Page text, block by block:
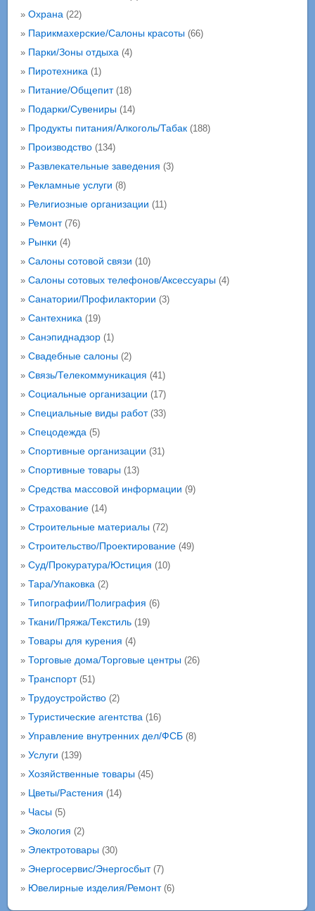
» Охрана(22)
» Парикмахерские/Салоны красоты(66)
» Парки/Зоны отдыха(4)
» Пиротехника(1)
» Питание/Общепит(18)
» Подарки/Сувениры(14)
» Продукты питания/Алкоголь/Табак(188)
» Производство(134)
» Развлекательные заведения (3)
» Рекламные услуги (8)
» Религиозные организации (11)
» Ремонт(76)
» Рынки (4)
» Салоны сотовой связи (10)
» Салоны сотовых телефонов/Аксессуары(4)
» Санатории/Профилактории (3)
» Сантехника(19)
» Санэпиднадзор(1)
» Свадебные салоны(2)
» Связь/Телекоммуникация (41)
» Социальные организации (17)
» Специальные виды работ(33)
» Спецодежда(5)
» Спортивные организации (31)
» Спортивные товары(13)
» Средства массовой информации (9)
» Страхование(14)
» Строительные материалы(72)
» Строительство/Проектирование(49)
» Суд/Прокуратура/Юстиция (10)
» Тара/Упаковка(2)
» Типографии/Полиграфия (6)
» Ткани/Пряжа/Текстиль(19)
» Товары для курения (4)
» Торговые дома/Торговые центры(26)
» Транспорт(51)
» Трудоустройство(2)
» Туристические агентства(16)
» Управление внутренних дел/ФСБ(8)
» Услуги (139)
» Хозяйственные товары(45)
» Цветы/Растения (14)
» Часы(5)
» Экология (2)
» Электротовары(30)
» Энергосервис/Энергосбыт(7)
» Ювелирные изделия/Ремонт(6)